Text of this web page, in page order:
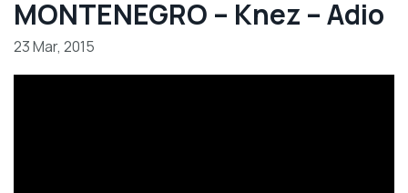
MONTENEGRO – Knez – Adio
23 Mar, 2015